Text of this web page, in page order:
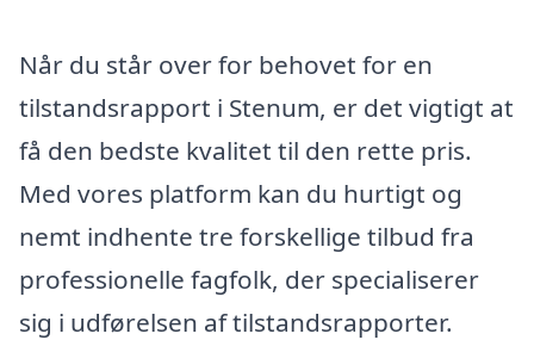
Når du står over for behovet for en
tilstandsrapport i Stenum, er det vigtigt at
få den bedste kvalitet til den rette pris.
Med vores platform kan du hurtigt og
nemt indhente tre forskellige tilbud fra
professionelle fagfolk, der specialiserer
sig i udførelsen af tilstandsrapporter.